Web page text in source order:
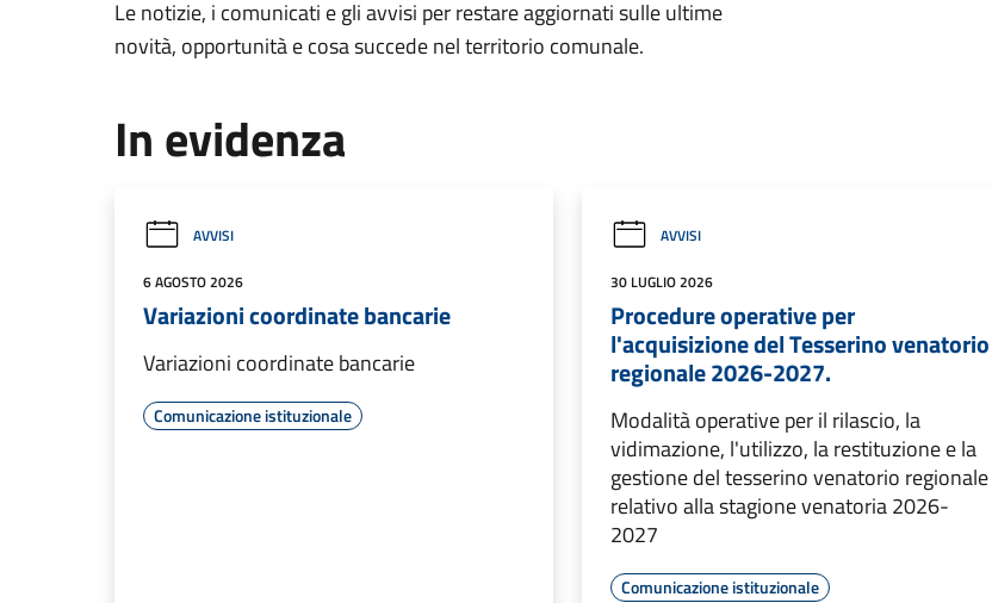
Le notizie, i comunicati e gli avvisi per restare aggiornati sulle ultime
novità, opportunità e cosa succede nel territorio comunale.
In evidenza
AVVISI
6 AGOSTO 2026
Variazioni coordinate bancarie
Variazioni coordinate bancarie
Comunicazione istituzionale
AVVISI
30 LUGLIO 2026
Procedure operative per
l'acquisizione del Tesserino venatorio
regionale 2026-2027.
Modalità operative per il rilascio, la
vidimazione, l'utilizzo, la restituzione e la
gestione del tesserino venatorio regionale
relativo alla stagione venatoria 2026-
2027
Comunicazione istituzionale